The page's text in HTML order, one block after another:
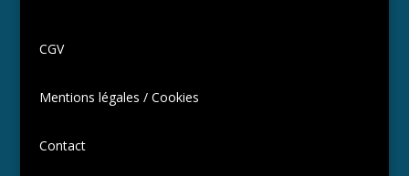
CGV
Mentions légales / Cookies
Contact